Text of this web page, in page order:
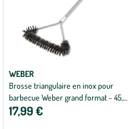
WEBER
Brosse triangulaire en inox pour
barbecue Weber grand format - 45,5
x 18 cm
17,99 €